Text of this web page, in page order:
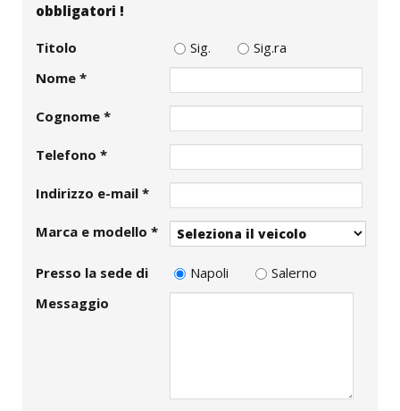
obbligatori !
Titolo Sig.
Sig.ra
Nome *
Cognome *
Telefono *
Indirizzo e-mail *
Marca e modello *
Presso la sede di Napoli
Salerno
Messaggio